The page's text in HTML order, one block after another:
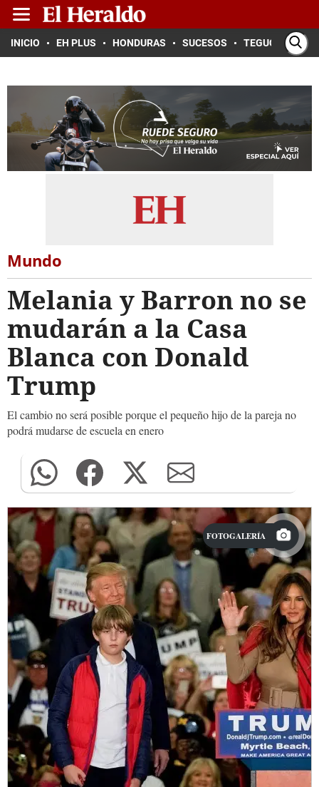
INICIO EH PLUS HONDURAS SUCESOS TEGUCIGALPA
Mundo
Melania y Barron no se
mudarán a la Casa
Blanca con Donald
Trump
El cambio no será posible porque el pequeño hijo de la pareja no
podrá mudarse de escuela en enero
FOTOGALERÍA